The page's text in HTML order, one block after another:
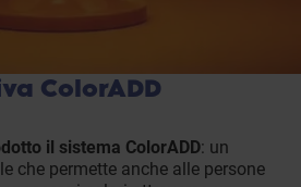
ColorADD
il sistema ColorADD: un
che permette anche alle persone